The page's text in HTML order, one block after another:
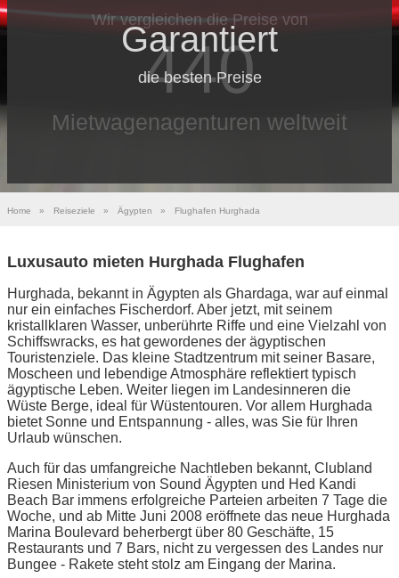
Wir vergleichen die Preise von
440
Mietwagenagenturen weltweit
Garantiert
die besten Preise
Home » Reiseziele » Ägypten » Flughafen Hurghada
Luxusauto mieten Hurghada Flughafen
Hurghada, bekannt in Ägypten als Ghardaga, war auf einmal
nur ein einfaches Fischerdorf. Aber jetzt, mit seinem
kristallklaren Wasser, unberührte Riffe und eine Vielzahl von
Schiffswracks, es hat gewordenes der ägyptischen
Touristenziele. Das kleine Stadtzentrum mit seiner Basare,
Moscheen und lebendige Atmosphäre reflektiert typisch
ägyptische Leben. Weiter liegen im Landesinneren die
Wüste Berge, ideal für Wüstentouren. Vor allem Hurghada
bietet Sonne und Entspannung - alles, was Sie für Ihren
Urlaub wünschen.
Auch für das umfangreiche Nachtleben bekannt, Clubland
Riesen Ministerium von Sound Ägypten und Hed Kandi
Beach Bar immens erfolgreiche Parteien arbeiten 7 Tage die
Woche, und ab Mitte Juni 2008 eröffnete das neue Hurghada
Marina Boulevard beherbergt über 80 Geschäfte, 15
Restaurants und 7 Bars, nicht zu vergessen des Landes nur
Bungee - Rakete steht stolz am Eingang der Marina.